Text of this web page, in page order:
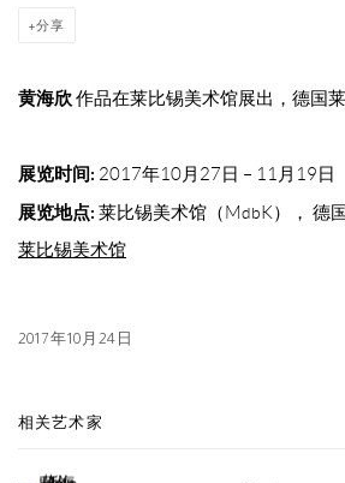
分享
黄海欣作品在莱比锡美术馆展出，德国
展览时间: 2017年10月27日 – 11月19日
展览地点: 莱比锡美术馆（MdbK）， 德
莱比锡美术馆
2017年10月24日
相关艺术家